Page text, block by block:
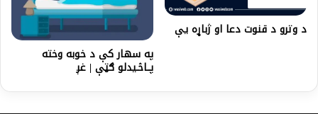
د وترو د قنوت دعا او ژباړه يې
په سهار کې د خوبه وخته
پــاڅـیدلو ګټې | غږ